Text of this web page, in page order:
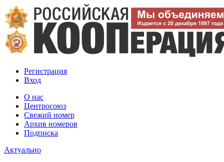
Регистрация
Вход
О нас
Центросоюз
Свежий номер
Архив номеров
Подписка
Актуально